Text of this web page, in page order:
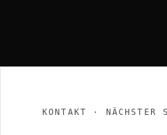
KONTAKT · NÄCHSTER